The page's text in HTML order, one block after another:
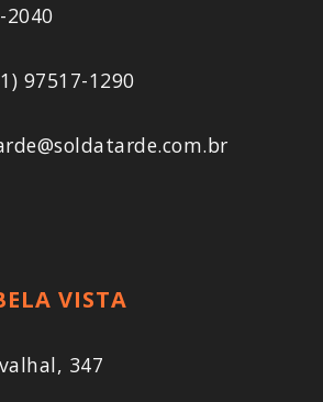
2040
97517-1290
VISTA
347